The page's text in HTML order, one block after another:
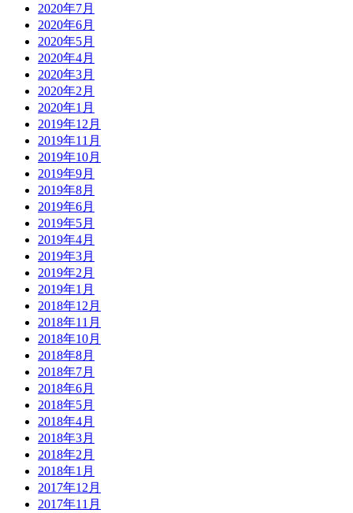
2020年7月
2020年6月
2020年5月
2020年4月
2020年3月
2020年2月
2020年1月
2019年12月
2019年11月
2019年10月
2019年9月
2019年8月
2019年6月
2019年5月
2019年4月
2019年3月
2019年2月
2019年1月
2018年12月
2018年11月
2018年10月
2018年8月
2018年7月
2018年6月
2018年5月
2018年4月
2018年3月
2018年2月
2018年1月
2017年12月
2017年11月